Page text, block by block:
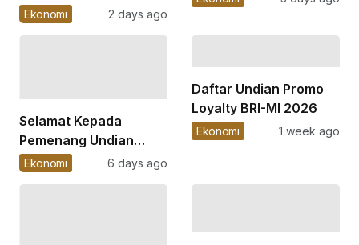
pada Juli 2026, di
Ekonomi 2 days ago
Selamat Kepada
Pemenang Undian
Promo Loyalty BRI-MI
Ekonomi 6 days ago
Daftar Undian Promo
Loyalty BRI-MI 2026
Ekonomi 1 week ago